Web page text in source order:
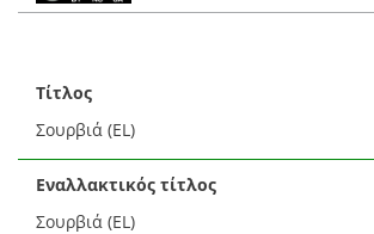
Τίτλος
Σουρβιά (EL)
Εναλλακτικός τίτλος
Σουρβιά (EL)